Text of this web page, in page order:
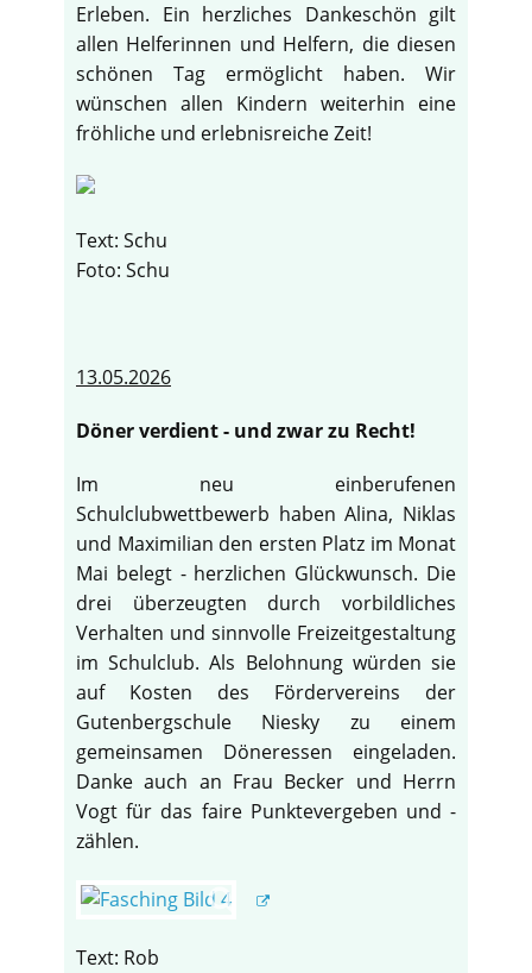
Erleben. Ein herzliches Dankeschön gilt
allen Helferinnen und Helfern, die diesen
schönen Tag ermöglicht haben. Wir
wünschen allen Kindern weiterhin eine
fröhliche und erlebnisreiche Zeit!
Text: Schu
Foto: Schu
13.05.2026
Döner verdient - und zwar zu Recht!
Im neu einberufenen
Schulclubwettbewerb haben Alina, Niklas
und Maximilian den ersten Platz im Monat
Mai belegt - herzlichen Glückwunsch. Die
drei überzeugten durch vorbildliches
Verhalten und sinnvolle Freizeitgestaltung
im Schulclub. Als Belohnung würden sie
auf Kosten des Fördervereins der
Gutenbergschule Niesky zu einem
gemeinsamen Döneressen eingeladen.
Danke auch an Frau Becker und Herrn
Vogt für das faire Punktevergeben und -
zählen.
Text: Rob